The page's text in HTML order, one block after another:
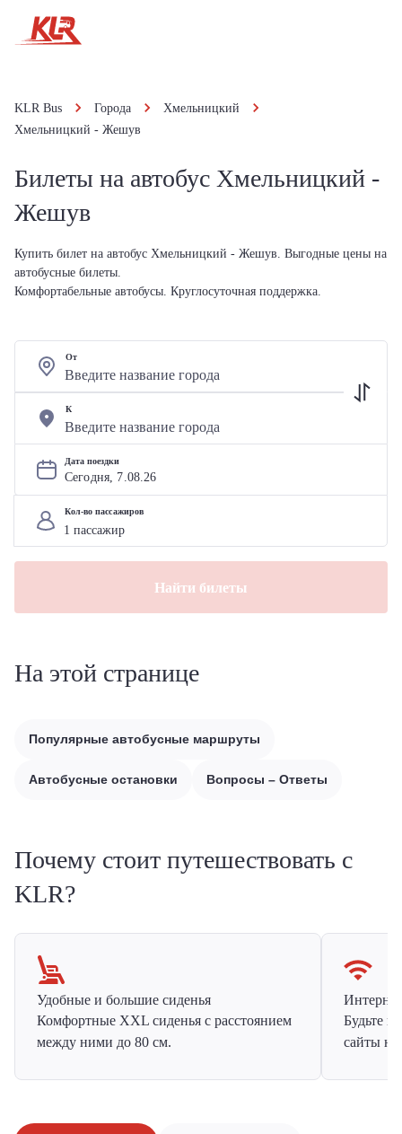
KLR Bus Города
Хмельницкий
Хмельницкий - Жешув
Билеты на автобус Хмельницкий -
Жешув
Купить билет на автобус Хмельницкий - Жешув. Выгодные цены на
автобусные билеты.
Комфортабельные автобусы. Круглосуточная поддержка.
От
К
Дата поездки
Сегодня, 7.08.26
Кол-во пассажиров
Найти билеты
На этой странице
Популярные автобусные маршруты
Автобусные остановки Вопросы – Ответы
Почему стоит путешествовать с
KLR?
Удобные и большие сиденья
Комфортные XXL сиденья с расстоянием
между ними до 80 см.
Будьте
сайты на